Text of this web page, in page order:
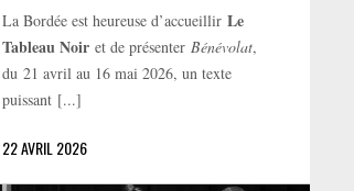
La Bordée est heureuse d’accueillirLe
Tableau Noir et de présenterBénévolat,
du 21 avril au 16 mai 2026, un texte
puissant [...]
22 AVRIL 2026